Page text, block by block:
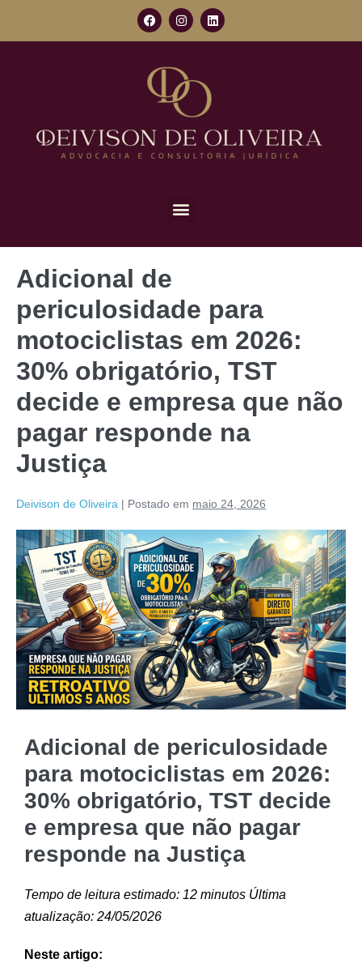
Adicional de
periculosidade para
motociclistas em 2026:
30% obrigatório, TST
decide e empresa que não
pagar responde na
Justiça
Deivison de Oliveira | Postado em maio 24, 2026
Adicional de periculosidade
para motociclistas em 2026:
30% obrigatório, TST decide
e empresa que não pagar
responde na Justiça
Tempo de leitura estimado: 12 minutos Última
atualização: 24/05/2026
Neste artigo: